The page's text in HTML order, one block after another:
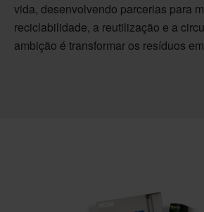
vida, desenvolvendo parcerias para
reciclabilidade, a reutilização e a
ambição é transformar os resíduos